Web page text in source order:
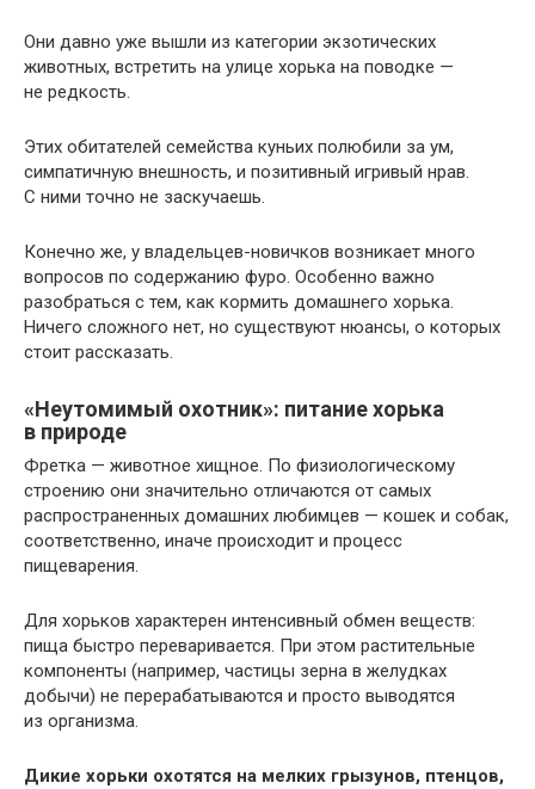
Они давно уже вышли из категории экзотических
животных, встретить на улице хорька на поводке —
не редкость.
Этих обитателей семейства куньих полюбили за ум,
симпатичную внешность, и позитивный игривый нрав.
С ними точно не заскучаешь.
Конечно же, у владельцев-новичков возникает много
вопросов по содержанию фуро. Особенно важно
разобраться с тем, как кормить домашнего хорька.
Ничего сложного нет, но существуют нюансы, о которых
стоит рассказать.
«Неутомимый охотник»: питание хорька
в природе
Фретка — животное хищное. По физиологическому
строению они значительно отличаются от самых
распространенных домашних любимцев — кошек и собак,
соответственно, иначе происходит и процесс
пищеварения.
Для хорьков характерен интенсивный обмен веществ:
пища быстро переваривается. При этом растительные
компоненты (например, частицы зерна в желудках
добычи) не перерабатываются и просто выводятся
из организма.
Дикие хорьки охотятся на мелких грызунов, птенцов,